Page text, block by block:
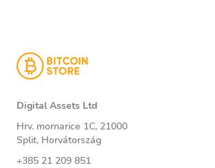
Digital Assets Ltd
Hrv. mornarice 1C, 21000
Split, Horvátország
+385 21 209 851